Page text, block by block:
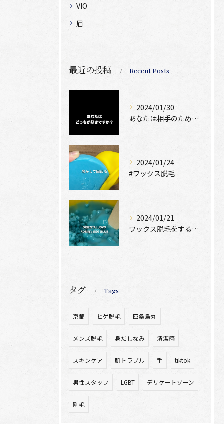
VIO
眉
最近の投稿 Recent Posts
2024/01/30
あなたは相手のために脱毛できますか？
2024/01/24
#ワックス脱毛
2024/01/21
ワックス脱毛をするために絶位必要なのは、
タグ Tags
京都 ヒゲ脱毛 四条烏丸
メンズ脱毛 身だしなみ 清潔感
スキンケア 肌トラブル 手 tiktok
男性スタッフ LGBT デリケートゾーン
剛毛